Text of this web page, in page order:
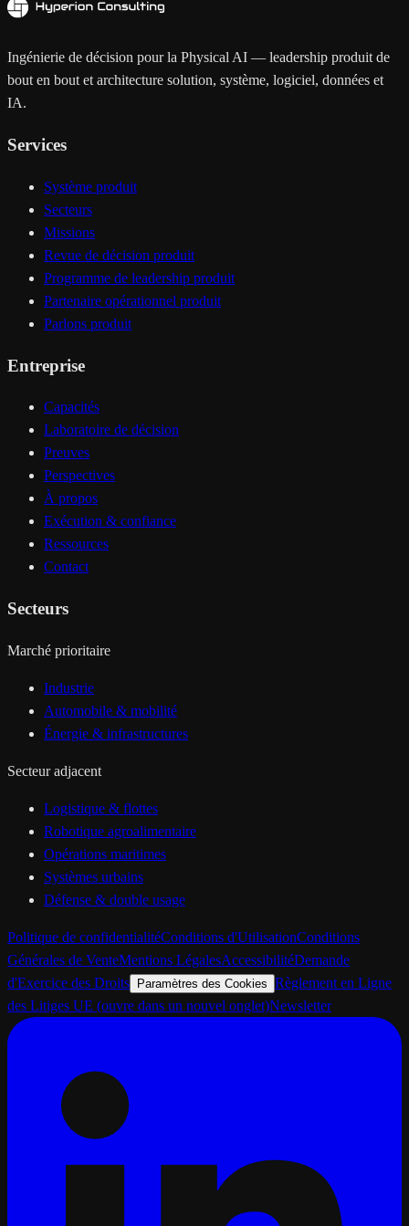
Ingénierie de décision pour la Physical AI — leadership produit de
bout en bout et architecture solution, système, logiciel, données et
IA.
Services
Système produit
Secteurs
Missions
Revue de décision produit
Programme de leadership produit
Partenaire opérationnel produit
Parlons produit
Entreprise
Capacités
Laboratoire de décision
Preuves
Perspectives
À propos
Exécution & confiance
Ressources
Contact
Secteurs
Marché prioritaire
Industrie
Automobile & mobilité
Énergie & infrastructures
Secteur adjacent
Logistique & flottes
Robotique agroalimentaire
Opérations maritimes
Systèmes urbains
Défense & double usage
Politique de confidentialitéConditions d'UtilisationConditions
Générales de VenteMentions LégalesAccessibilitéDemande
d'Exercice des Droits
Paramètres des Cookies Règlement en Ligne
des Litiges UE (ouvre dans un nouvel onglet)Newsletter